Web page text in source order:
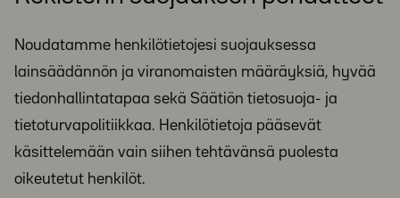
Noudatamme henkilötietojesi suojauksessa
lainsäädännön ja viranomaisten määräyksiä, hyvää
tiedonhallintatapaa sekä Säätiön tietosuoja- ja
tietoturvapolitiikkaa. Henkilötietoja pääsevät
käsittelemään vain siihen tehtävänsä puolesta
oikeutetut henkilöt.